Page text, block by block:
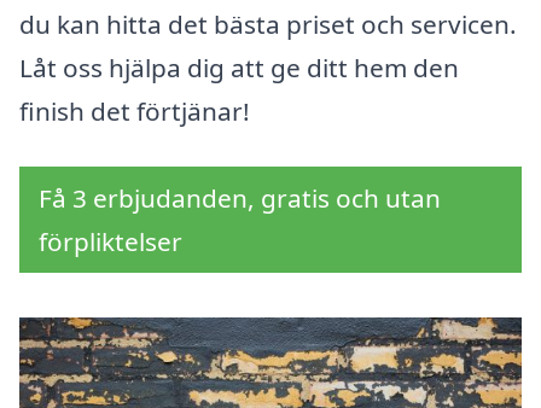
du kan hitta det bästa priset och servicen.
Låt oss hjälpa dig att ge ditt hem den
finish det förtjänar!
Få 3 erbjudanden, gratis och utan
förpliktelser